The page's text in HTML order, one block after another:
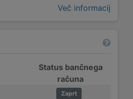
Več informacij
Status bančnega
računa
Zaprt